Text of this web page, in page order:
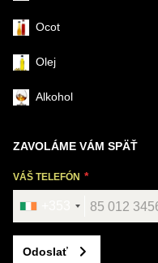
Ocot
Olej
Alkohol
ZAVOLÁME VÁM SPÄŤ
VÁŠ TELEFÓN
Odoslať